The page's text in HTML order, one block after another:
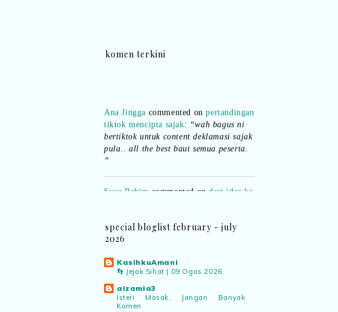
komen terkini
tiktok mencipta sajak
:“wah bagus ni
bertiktok untuk content deklamasi sajak
pula.. all the best baut semua peserta.
Syaz Rahimcommented ondari idea ke
realiti mencipta permainan
“Selain
dan teknologi digital terbaik!”
pertandingan tiktok mencipta sajak
“Menarik sungguh Pertandingan TikTok
Mencipta Sajak Kemerdekaan 2026 dari
PNM ni! Platform terbaik serlahkan
special bloglist february - july
2026
KasihkuAmani
👣 Jejak Sihat | 09 Ogos 2026
aizamia3
Isteri Masak, Jangan Banyak
Komen